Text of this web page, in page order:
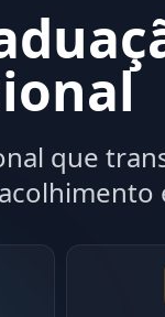
que